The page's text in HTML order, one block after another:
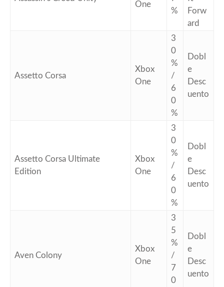
One
%
Forw
ard
Assetto Corsa
Xbox
One
3
0
%
/
6
0
%
Dobl
e
Desc
uento
Assetto Corsa Ultimate
Edition
Xbox
One
3
0
%
/
6
0
%
Dobl
e
Desc
uento
Aven Colony
Xbox
One
3
5
%
/
7
0
Dobl
e
Desc
uento